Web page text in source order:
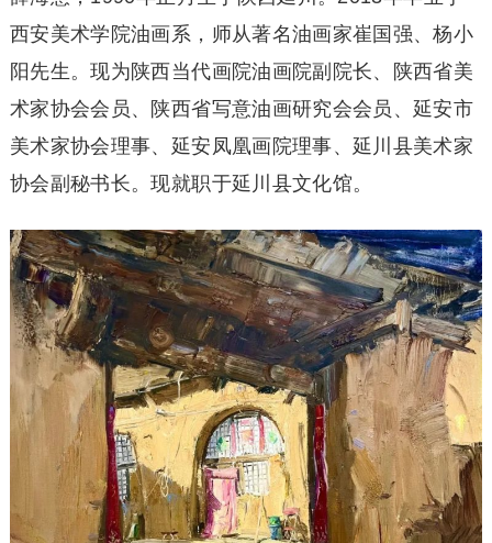
西安美术学院油画系，师从著名油画家崔国强、杨小
阳先生。现为陕西当代画院油画院副院长、陕西省美
术家协会会员、陕西省写意油画研究会会员、延安市
美术家协会理事、延安凤凰画院理事、延川县美术家
协会副秘书长。现就职于延川县文化馆。